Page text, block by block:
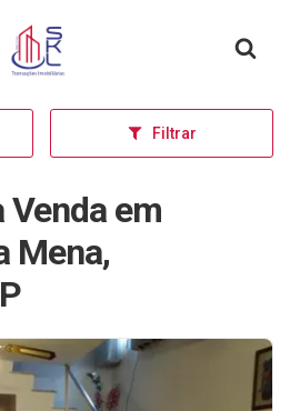
Página inicial
Filtrar
Venda em
Mena,